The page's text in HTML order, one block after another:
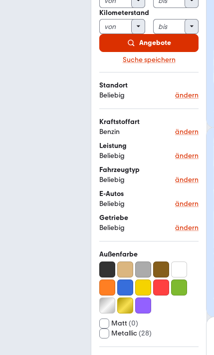
Kilometerstand
Angebote
Suche speichern
Standort
Beliebig
ändern
Kraftstoffart
Benzin
ändern
Leistung
Beliebig
ändern
Fahrzeugtyp
Beliebig
ändern
E-Autos
Beliebig
ändern
Getriebe
Beliebig
ändern
Außenfarbe
Matt (0)
Metallic(28)